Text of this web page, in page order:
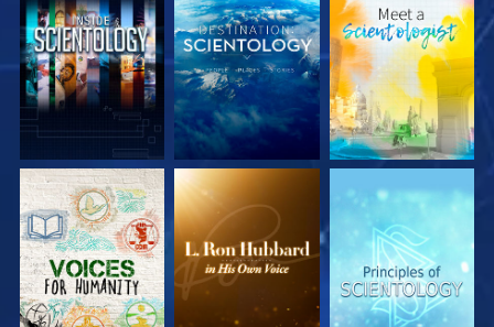
SERIE
ENTDECKEN
SERIE
ENTDECKEN
SERIE
ENTDECKEN